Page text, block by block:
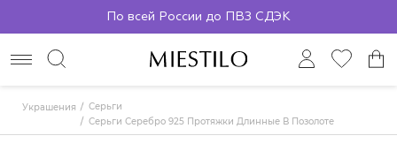
По всей России до ПВЗ СДЭК
Украшения
Серьги
Серьги Серебро 925 Протяжки Длинные В Позолоте